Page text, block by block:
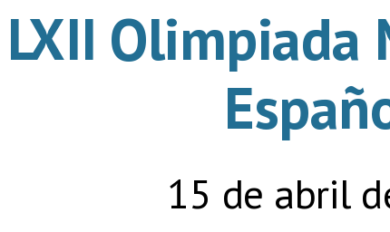
LXII Olimpiada
15 de abril